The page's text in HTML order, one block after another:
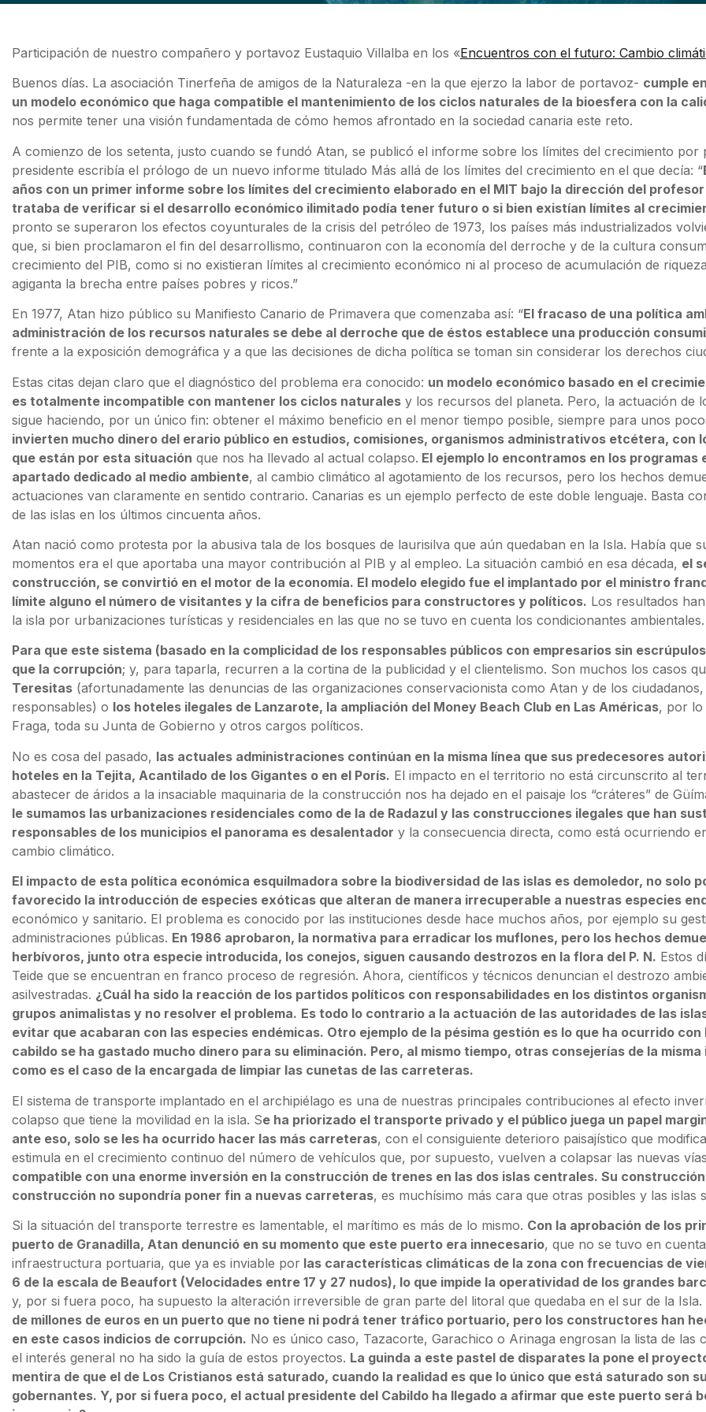
Participación de nuestro compañero y portavoz Eustaquio Villalba en los «Encuentros con el futuro: Cambio
Buenos días. La asociación Tinerfeña de amigos de la Naturaleza -en la que ejerzo la labor de portavoz- cumple
un modelo económico que haga compatible el mantenimiento de los ciclos naturales de la bioesfera con la
nos permite tener una visión fundamentada de cómo hemos afrontado en la sociedad canaria este reto.
A comienzo de los setenta, justo cuando se fundó Atan, se publicó el informe sobre los límites del crecimiento por
presidente escribía el prólogo de un nuevo informe titulado Más allá de los límites del crecimiento en el que decía: “
años con un primer informe sobre los límites del crecimiento elaborado en el MIT bajo la dirección del
trataba de verificar si el desarrollo económico ilimitado podía tener futuro o si bien existían límites al
pronto se superaron los efectos coyunturales de la crisis del petróleo de 1973, los países más industrializados
que, si bien proclamaron el fin del desarrollismo, continuaron con la economía del derroche y de la cultura
crecimiento del PIB, como si no existieran límites al crecimiento económico ni al proceso de acumulación de
agiganta la brecha entre países pobres y ricos.”
En 1977, Atan hizo público su Manifiesto Canario de Primavera que comenzaba así: “El fracaso de una política
administración de los recursos naturales se debe al derroche que de éstos establece una producción
frente a la exposición demográfica y a que las decisiones de dicha política se toman sin considerar los derechos
Estas citas dejan claro que el diagnóstico del problema era conocido: un modelo económico basado en el
es totalmente incompatible con mantener los ciclos naturales y los recursos del planeta. Pero, la actuación de
sigue haciendo, por un único fin: obtener el máximo beneficio en el menor tiempo posible, siempre para unos
invierten mucho dinero del erario público en estudios, comisiones, organismos administrativos etcétera, con
que están por esta situación que nos ha llevado al actual colapso. El ejemplo lo encontramos en los
apartado dedicado al medio ambiente, al cambio climático al agotamiento de los recursos, pero los hechos
actuaciones van claramente en sentido contrario. Canarias es un ejemplo perfecto de este doble lenguaje. Basta
de las islas en los últimos cincuenta años.
Atan nació como protesta por la abusiva tala de los bosques de laurisilva que aún quedaban en la Isla. Había que
momentos era el que aportaba una mayor contribución al PIB y al empleo. La situación cambió en esa década, el
construcción, se convirtió en el motor de la economía. El modelo elegido fue el implantado por el ministro
límite alguno el número de visitantes y la cifra de beneficios para constructores y políticos. Los resultados
la isla por urbanizaciones turísticas y residenciales en las que no se tuvo en cuenta los condicionantes ambientales.
Para que este sistema (basado en la complicidad de los responsables públicos con empresarios sin
que la corrupción; y, para taparla, recurren a la cortina de la publicidad y el clientelismo. Son muchos los casos
Teresitas (afortunadamente las denuncias de las organizaciones conservacionista como Atan y de los
responsables) o los hoteles ilegales de Lanzarote, la ampliación del Money Beach Club en Las Américas, por lo
Fraga, toda su Junta de Gobierno y otros cargos políticos.
No es cosa del pasado, las actuales administraciones continúan en la misma línea que sus predecesores
hoteles en la Tejita, Acantilado de los Gigantes o en el Porís. El impacto en el territorio no está circunscrito al
abastecer de áridos a la insaciable maquinaria de la construcción nos ha dejado en el paisaje los “cráteres” de
le sumamos las urbanizaciones residenciales como de la de Radazul y las construcciones ilegales que han
responsables de los municipios el panorama es desalentador y la consecuencia directa, como está ocurriendo
cambio climático.
El impacto de esta política económica esquilmadora sobre la biodiversidad de las islas es demoledor, no solo
favorecido la introducción de especies exóticas que alteran de manera irrecuperable a nuestras especies
económico y sanitario. El problema es conocido por las instituciones desde hace muchos años, por ejemplo su
administraciones públicas. En 1986 aprobaron, la normativa para erradicar los muflones, pero los hechos
herbívoros, junto otra especie introducida, los conejos, siguen causando destrozos en la flora del P. N. Estos
Teide que se encuentran en franco proceso de regresión. Ahora, científicos y técnicos denuncian el destrozo
asilvestradas. ¿Cuál ha sido la reacción de los partidos políticos con responsabilidades en los distintos
grupos animalistas y no resolver el problema. Es todo lo contrario a la actuación de las autoridades de las
evitar que acabaran con las especies endémicas. Otro ejemplo de la pésima gestión es lo que ha ocurrido
cabildo se ha gastado mucho dinero para su eliminación. Pero, al mismo tiempo, otras consejerías de la
como es el caso de la encargada de limpiar las cunetas de las carreteras.
El sistema de transporte implantado en el archipiélago es una de nuestras principales contribuciones al efecto
colapso que tiene la movilidad en la isla. Se ha priorizado el transporte privado y el público juega un papel
ante eso, solo se les ha ocurrido hacer las más carreteras, con el consiguiente deterioro paisajístico que
estimula en el crecimiento continuo del número de vehículos que, por supuesto, vuelven a colapsar las nuevas
compatible con una enorme inversión en la construcción de trenes en las dos islas centrales. Su
construcción no supondría poner fin a nuevas carreteras, es muchísimo más cara que otras posibles y las islas
Si la situación del transporte terrestre es lamentable, el marítimo es más de lo mismo. Con la aprobación de los
puerto de Granadilla, Atan denunció en su momento que este puerto era innecesario, que no se tuvo en
infraestructura portuaria, que ya es inviable por las características climáticas de la zona con frecuencias de
6 de la escala de Beaufort (Velocidades entre 17 y 27 nudos), lo que impide la operatividad de los grandes
y, por si fuera poco, ha supuesto la alteración irreversible de gran parte del litoral que quedaba en el sur de la Isla.
de millones de euros en un puerto que no tiene ni podrá tener tráfico portuario, pero los constructores han
en este casos indicios de corrupción. No es único caso, Tazacorte, Garachico o Arinaga engrosan la lista de
el interés general no ha sido la guía de estos proyectos. La guinda a este pastel de disparates la pone el
mentira de que el de Los Cristianos está saturado, cuando la realidad es que lo único que está saturado son
gobernantes. Y, por si fuera poco, el actual presidente del Cabildo ha llegado a afirmar que este puerto será